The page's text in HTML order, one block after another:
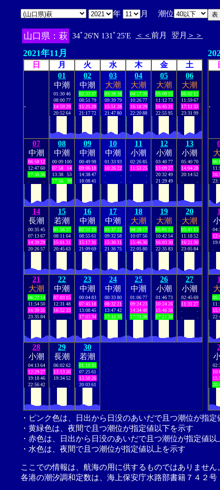
年 月 潮位
山口県：萩 34ﾟ26'N 131ﾟ25'E ＜＜ 前月 翌月 ＞＞
2021年11月
日 月 火 水 木 金 土
.
01
中潮
01:30 46
08:00 77
14:59 29
20:52 64
02
中潮
02:33 37
08:51 79
15:25 28
21:17 72
03
大潮
03:26 28
09:39 79
15:51 28
21:47 80
04
大潮
04:17 20
10:26 77
16:18 29
22:20 88
05
大潮
05:09 15
11:12 73
16:45 31
22:55 95
06
大潮
06:02 12
11:59 67
17:11 33
23:31 99
07
中潮
06:58 12
12:47 60
17:35 36
08
中潮
00:09 100
07:58
14
13:38
53
17:56
39
09
中潮
00:49 98
09:06 18
14:38 47
18:08 41
10
中潮
01:33 93
10:26 22
11
小潮
02:26 85
11:53 25
12
小潮
03:40 77
13:09 27
20:32 49
21:29 49
13
小潮
05:40 70
14:04 28
20:14 52
14
長潮
00:35 45
07:13 67
14:39 29
20:26 57
15
若潮
01:56 37
08:11 64
15:01 31
20:45 63
16
中潮
02:51 29
08:55 61
15:17 31
21:09 69
17
中潮
03:37 22
09:32 58
15:30 31
21:36 75
18
大潮
04:20 17
10:07 56
15:46 30
22:05 80
19
大潮
05:01 15
10:42 54
16:03 30
22:35 83
20
大潮
05:41 13
11:18 52
16:21 30
23:05 84
21
大潮
06:22 14
11:54 50
16:39 31
23:35 84
22
中潮
07:03 15
12:31 48
16:52 33
23
中潮
00:04 83
07:45 18
13:08 45
17:03 34
24
中潮
00:33 80
08:32 21
13:47 42
17:12 35
25
中潮
01:06 77
09:24 23
14:34 40
17:21 36
26
小潮
01:46 73
10:24 26
15:46 38
17:21 38
27
小潮
02:45 69
11:31 27
28
小潮
04:13 64
12:29 27
19:18 46
22:56 42
29
長潮
06:02 62
13:13 26
19:34 52
30
若潮
01:10 35
07:25 61
13:50 26
20:03 61
.
・ピンク色は、日出から日没のあいだで且つ潮位が指
・黄緑色は、夜間で且つ潮位が指定値以下を示す
・赤色は、日出から日没のあいだで且つ潮位が指定値以
・水色は、夜間で且つ潮位が指定値以上を示す
ここでの情報は、航海の用に供するものではありませ
各港の潮汐調和定数は、海上保安庁水路部書籍７４２